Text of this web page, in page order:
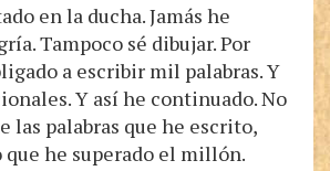
en la ducha. Jamás he
Tampoco sé dibujar. Por
a escribir mil palabras. Y
Y así he continuado. No
las palabras que he escrito,
que he superado el millón.